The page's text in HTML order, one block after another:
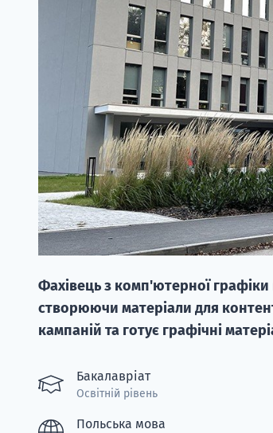
Фахівець з комп'ютерної графіки
створюючи матеріали для
кампаній та готує графічні
Бакалавріат
Освітній рівень
Польська мова